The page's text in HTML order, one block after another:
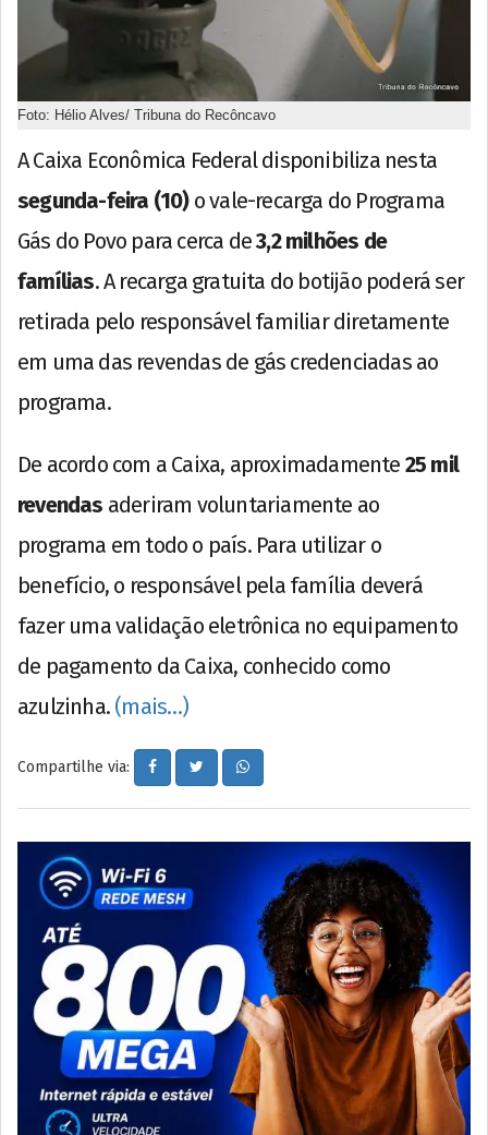
Foto: Hélio Alves/ Tribuna do Recôncavo
A Caixa Econômica Federal disponibiliza nesta
segunda-feira (10)o vale-recarga do Programa
Gás do Povo para cerca de3,2 milhões de
famílias. A recarga gratuita do botijão poderá ser
retirada pelo responsável familiar diretamente
em uma das revendas de gás credenciadas ao
programa.
De acordo com a Caixa, aproximadamente 25 mil
revendas aderiram voluntariamente ao
programa em todo o país. Para utilizar o
benefício, o responsável pela família deverá
fazer uma validação eletrônica no equipamento
de pagamento da Caixa, conhecido como
azulzinha. (mais…)
Compartilhe via: